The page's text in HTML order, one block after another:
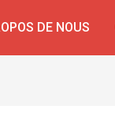
DE NOUS